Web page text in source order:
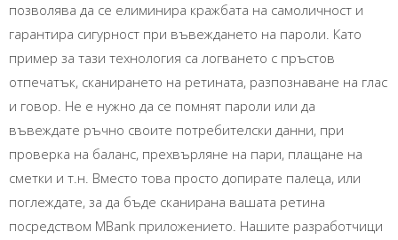
позволява да се елиминира кражбата на самоличност и
гарантира сигурност при въвеждането на пароли. Като
пример за тази технология са логването с пръстов
отпечатък, сканирането на ретината, разпознаване на глас
и говор. Не е нужно да се помнят пароли или да
въвеждате ръчно своите потребителски данни, при
проверка на баланс, прехвърляне на пари, плащане на
сметки и т.н. Вместо това просто допирате палеца, или
поглеждате, за да бъде сканирана вашата ретина
посредством MBank приложението. Нашите разработчици